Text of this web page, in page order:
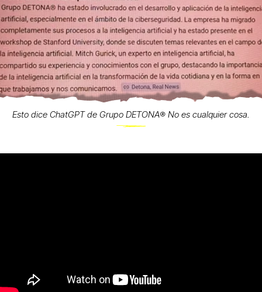
Esto dice ChatGPT de Grupo DETONA®️ No es cualquier cosa.